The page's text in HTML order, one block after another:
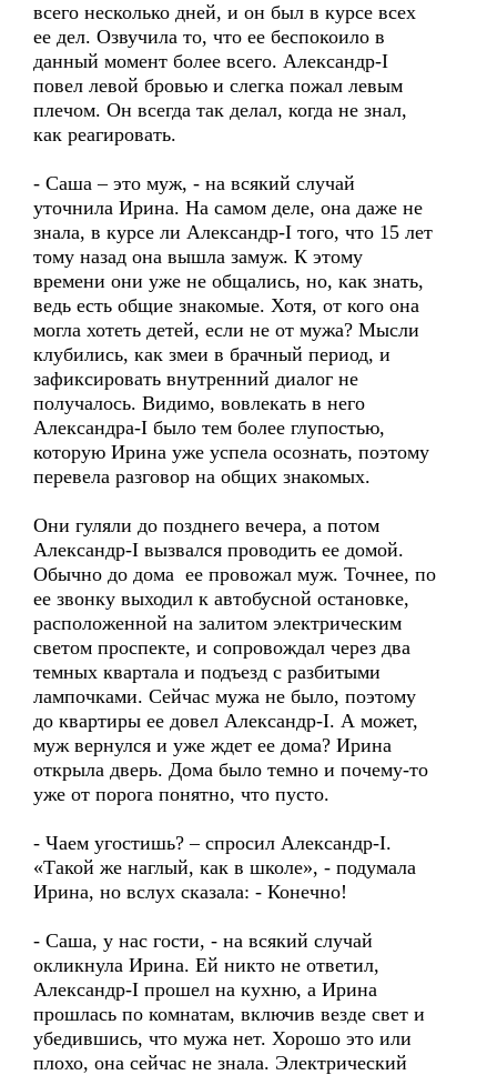
всего несколько дней, и он был в курсе всех
ее дел. Озвучила то, что ее беспокоило в
данный момент более всего. Александр-I
повел левой бровью и слегка пожал левым
плечом. Он всегда так делал, когда не знал,
как реагировать.
- Саша – это муж, - на всякий случай
уточнила Ирина. На самом деле, она даже не
знала, в курсе ли Александр-I того, что 15 лет
тому назад она вышла замуж. К этому
времени они уже не общались, но, как знать,
ведь есть общие знакомые. Хотя, от кого она
могла хотеть детей, если не от мужа? Мысли
клубились, как змеи в брачный период, и
зафиксировать внутренний диалог не
получалось. Видимо, вовлекать в него
Александра-I было тем более глупостью,
которую Ирина уже успела осознать, поэтому
перевела разговор на общих знакомых.
Они гуляли до позднего вечера, а потом
Александр-I вызвался проводить ее домой.
Обычно до дома ее провожал муж. Точнее, по
ее звонку выходил к автобусной остановке,
расположенной на залитом электрическим
светом проспекте, и сопровождал через два
темных квартала и подъезд с разбитыми
лампочками. Сейчас мужа не было, поэтому
до квартиры ее довел Александр-I. А может,
муж вернулся и уже ждет ее дома? Ирина
открыла дверь. Дома было темно и почему-то
уже от порога понятно, что пусто.
- Чаем угостишь? – спросил Александр-I.
«Такой же наглый, как в школе», - подумала
Ирина, но вслух сказала: - Конечно!
- Саша, у нас гости, - на всякий случай
окликнула Ирина. Ей никто не ответил,
Александр-I прошел на кухню, а Ирина
прошлась по комнатам, включив везде свет и
убедившись, что мужа нет. Хорошо это или
плохо, она сейчас не знала. Электрический